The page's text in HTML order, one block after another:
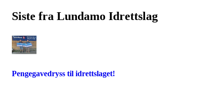
Siste fra Lundamo Idrettslag
Pengegavedryss til idrettslaget!